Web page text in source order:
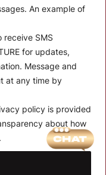
An example of
SMS
for updates,
Message and
at any time by
policy is provided
about how